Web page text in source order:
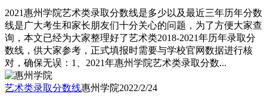
2021惠州学院艺术类录取分数线是多少以及最近三年历年分数
线是广大考生和家长朋友们十分关心的问题，为了方便大家查
询，本文已经为大家整理好了艺术类2018-2021年历年录取分
数线，供大家参考，正式填报时需要与学校官网数据进行核
对，确保无误：1、2021年惠州学院艺术类录取分数...
艺术类录取分数线惠州学院2022/2/24